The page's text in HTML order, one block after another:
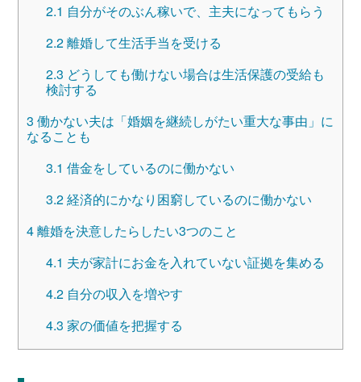
2.1 自分がそのぶん稼いで、主夫になってもらう
2.2離婚して生活手当を受ける
2.3 どうしても働けない場合は生活保護の受給も
検討する
3 働かない夫は「婚姻を継続しがたい重大な事由」に
なることも
3.1 借金をしているのに働かない
3.2経済的にかなり困窮しているのに働かない
4離婚を決意したらしたい3つのこと
4.1 夫が家計にお金を入れていない証拠を集める
4.2自分の収入を増やす
4.3 家の価値を把握する